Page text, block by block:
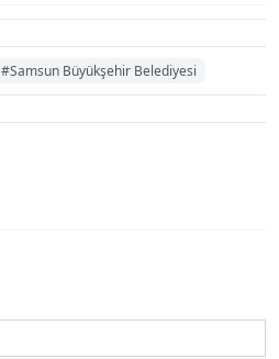
#Samsun Büyükşehir Belediyesi